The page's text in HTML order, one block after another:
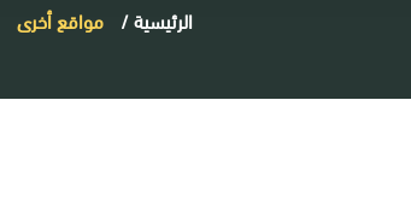
الرئيسية/ مواقع أخرى